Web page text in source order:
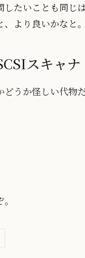
したいことも同
より良いかなと。
スキャナ
うか怪しい代物だ